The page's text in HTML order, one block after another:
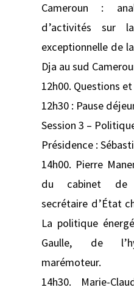
Cameroun :
d’activités sur
exceptionnelle de
Dja au sud
12h00. Questions
12h30 : Pause
Session 3 –
Présidence :
14h00. Pierre
du cabinet de
secrétaire d’État
La politique
Gaulle, de
marémoteur.
14h30. Marie-